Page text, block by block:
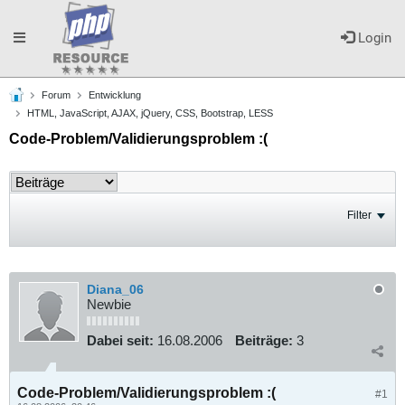
Login
Toggle
navigation
Forum
Entwicklung
HTML, JavaScript, AJAX, jQuery, CSS, Bootstrap, LESS
Code-Problem/Validierungsproblem :(
Filter
Diana_06
Newbie
Dabei seit: 16.08.2006 Beiträge: 3
#1
Code-Problem/Validierungsproblem :(